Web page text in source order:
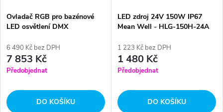
Ovladač RGB pro bazénové
LED osvětlení DMX
6 490 Kč bez DPH
7 853 Kč
Předobjednat
DO KOŠÍKU
LED zdroj 24V 150W IP67
Mean Well - HLG-150H-24A
1 223 Kč bez DPH
1 480 Kč
Předobjednat
DO KOŠÍKU